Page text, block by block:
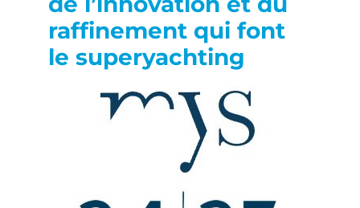
raffinement qui font
le superyachting